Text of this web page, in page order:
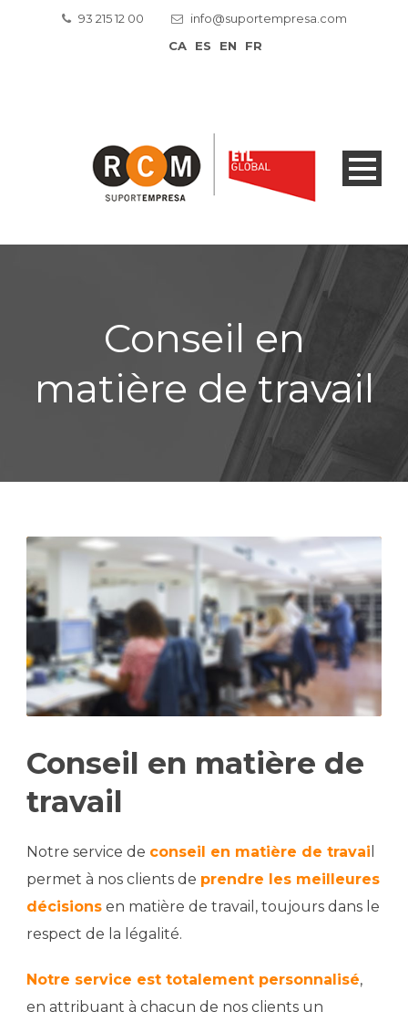
93 215 12 00
info@suportempresa.com
CA
ES EN FR
Conseil en
matière de travail
Conseil en matière de
travail
Notre service de conseil en matière de travai
permet à nos clients de prendre les meilleures
décisions en matière de travail, toujours dans le
respect de la légalité.
Notre service est totalement personnalisé,
en attribuant à chacun de nos clients un